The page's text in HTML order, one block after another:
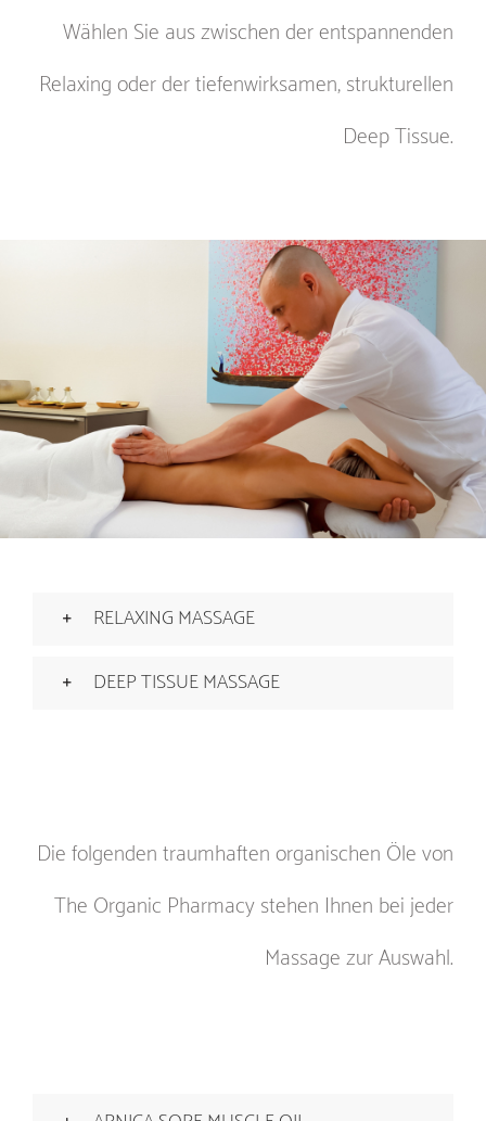
Wählen Sie aus zwischen der entspannenden
Relaxing oder der tiefenwirksamen, strukturellen
Deep Tissue.
RELAXING MASSAGE
DEEP TISSUE MASSAGE
Die folgenden traumhaften organischen Öle von
The Organic Pharmacy stehen Ihnen bei jeder
Massage zur Auswahl.